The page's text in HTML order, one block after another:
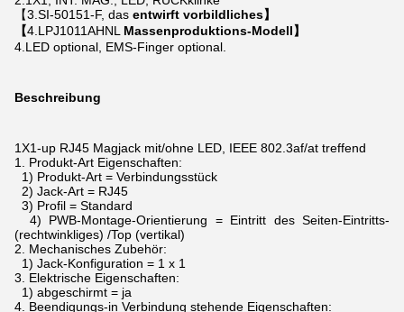
【3.SI-50151-F, das entwirft vorbildliches】
【4.LPJ1011AHNL Massenproduktions-Modell】
4.LED optional, EMS-Finger optional.
Beschreibung
1X1-up RJ45 Magjack mit/ohne LED, IEEE 802.3af/at treffend
1. Produkt-Art Eigenschaften:
1) Produkt-Art = Verbindungsstück
2) Jack-Art = RJ45
3) Profil = Standard
4) PWB-Montage-Orientierung = Eintritt des Seiten-Eintritts-
(rechtwinkliges) /Top (vertikal)
2. Mechanisches Zubehör:
1) Jack-Konfiguration = 1 x 1
3. Elektrische Eigenschaften:
1) abgeschirmt = ja
4. Beendigungs-in Verbindung stehende Eigenschaften: